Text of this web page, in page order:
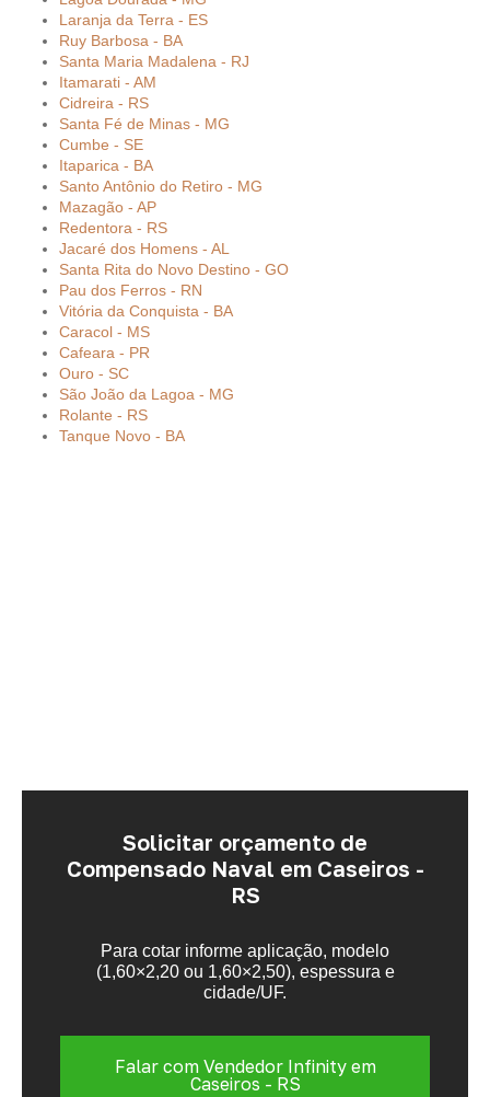
Laranja da Terra - ES
Ruy Barbosa - BA
Santa Maria Madalena - RJ
Itamarati - AM
Cidreira - RS
Santa Fé de Minas - MG
Cumbe - SE
Itaparica - BA
Santo Antônio do Retiro - MG
Mazagão - AP
Redentora - RS
Jacaré dos Homens - AL
Santa Rita do Novo Destino - GO
Pau dos Ferros - RN
Vitória da Conquista - BA
Caracol - MS
Cafeara - PR
Ouro - SC
São João da Lagoa - MG
Rolante - RS
Tanque Novo - BA
Solicitar orçamento de
Compensado Naval em Caseiros -
RS
Para cotar informe aplicação, modelo
(1,60×2,20 ou 1,60×2,50), espessura e
cidade/UF.
Falar com Vendedor Infinity em
Caseiros - RS